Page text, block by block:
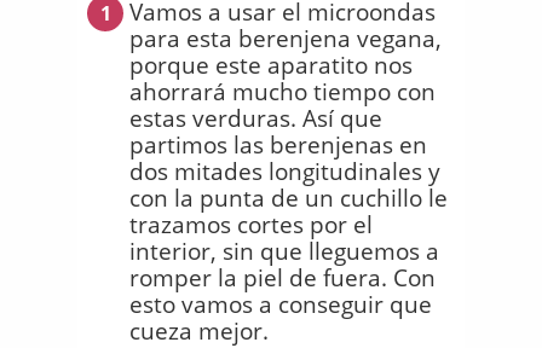
1
Vamos a usar el microondas
para esta berenjena vegana,
porque este aparatito nos
ahorrará mucho tiempo con
estas verduras. Así que
partimos las berenjenas en
dos mitades longitudinales y
con la punta de un cuchillo le
trazamos cortes por el
interior, sin que lleguemos a
romper la piel de fuera. Con
esto vamos a conseguir que
cueza mejor.